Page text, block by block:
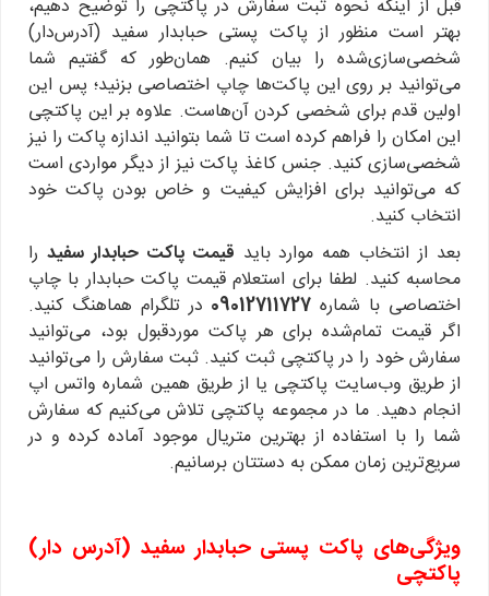
قبل از اینکه نحوه ثبت سفارش در پاکتچی را توضیح دهیم،
بهتر است منظور از پاکت پستی حبابدار سفید (آدرس‌دار)
شخصی‌سازی‌شده را بیان کنیم. همان‌طور که گفتیم شما
می‌توانید بر روی این پاکت‌ها چاپ اختصاصی بزنید؛ پس این
اولین قدم برای شخصی کردن آن‌هاست. علاوه بر این پاکتچی
این امکان را فراهم کرده است تا شما بتوانید اندازه پاکت را نیز
شخصی‌سازی کنید. جنس کاغذ پاکت نیز از دیگر مواردی است
که می‌توانید برای افزایش کیفیت و خاص بودن پاکت خود
انتخاب کنید.
بعد از انتخاب همه موارد باید قیمت پاکت حبابدار سفید را
محاسبه کنید. لطفا برای استعلام قیمت پاکت حبابدار با چاپ
اختصاصی با شماره 09012711727 در تلگرام هماهنگ کنید.
اگر قیمت تمام‌شده برای هر پاکت موردقبول بود، می‌توانید
سفارش خود را در پاکتچی ثبت کنید. ثبت سفارش را می‌توانید
از طریق وب‌سایت پاکتچی یا از طریق همین شماره واتس اپ
انجام دهید. ما در مجموعه پاکتچی تلاش می‌کنیم که سفارش
شما را با استفاده از بهترین متریال موجود آماده کرده و در
سریع‌ترین زمان ممکن به دستتان برسانیم.
ویژگی‌های پاکت پستی حبابدار سفید (آدرس‌ دار)
پاکتچی